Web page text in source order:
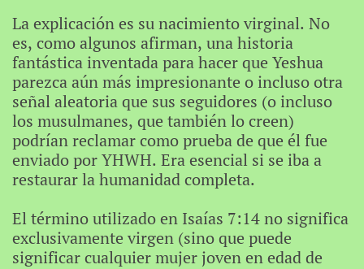
La explicación es su nacimiento virginal. No
es, como algunos afirman, una historia
fantástica inventada para hacer que Yeshua
parezca aún más impresionante o incluso otra
señal aleatoria que sus seguidores (o incluso
los musulmanes, que también lo creen)
podrían reclamar como prueba de que él fue
enviado por YHWH. Era esencial si se iba a
restaurar la humanidad completa.
El término utilizado en Isaías 7:14 no significa
exclusivamente virgen (sino que puede
significar cualquier mujer joven en edad de